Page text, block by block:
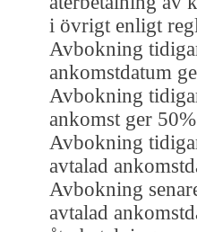
i övrigt enligt
Avbokning
ankomstdatum
Avbokning
ankomst ger
Avbokning
avtalad
Avbokning
avtalad